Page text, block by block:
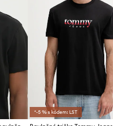
*-5 % s kódem: LST